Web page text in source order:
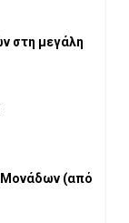
στη μεγάλη
(από